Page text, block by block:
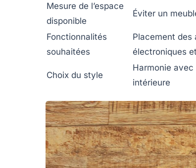
Mesure de l’espace
disponible
Éviter un
Fonctionnalités
souhaitées
Placement des
électroniques
Choix du style
Harmonie
intérieure